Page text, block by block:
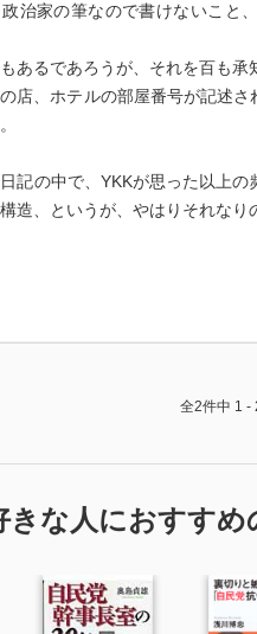
治家の筆なので書けないこと
あるであろうが、それを百も承
店、ホテルの部屋番号が記述
記の中で、YKKが思った以上
造、というが、やはりそれなり
泉元首相の政治カンは凄まじい
。
権時代、周囲の大物からかな
全2件中 1 -
きな人におすすめ